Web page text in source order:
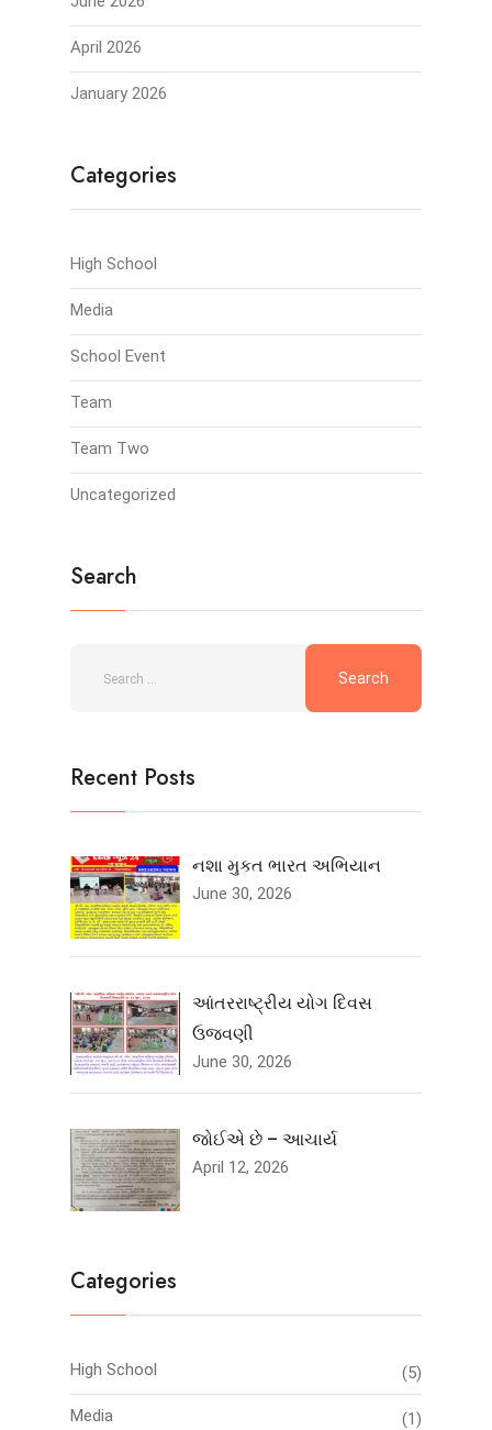
April 2026
January 2026
Categories
High School
Media
School Event
Team
Team Two
Uncategorized
Search
Recent Posts
નશા મુકત ભારત અભિયાન
June 30, 2026
આંતરરાષ્ટ્રીય યોગ દિવસ
ઉજવણી
June 30, 2026
જોઈએ છે – આચાર્ય
April 12, 2026
Categories
High School (5)
Media (1)